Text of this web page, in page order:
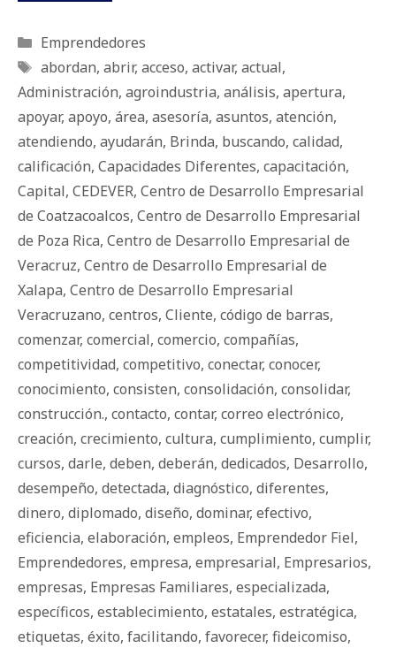
Categorías
Emprendedores
Etiquetas
abordan, abrir, acceso, activar, actual,
Administración, agroindustria, análisis, apertura,
apoyar, apoyo, área, asesoría, asuntos, atención,
atendiendo, ayudarán, Brinda, buscando, calidad,
calificación, Capacidades Diferentes, capacitación,
Capital, CEDEVER, Centro de Desarrollo Empresarial
de Coatzacoalcos, Centro de Desarrollo Empresarial
de Poza Rica, Centro de Desarrollo Empresarial de
Veracruz, Centro de Desarrollo Empresarial de
Xalapa, Centro de Desarrollo Empresarial
Veracruzano, centros, Cliente, código de barras,
comenzar, comercial, comercio, compañías,
competitividad, competitivo, conectar, conocer,
conocimiento, consisten, consolidación, consolidar,
construcción., contacto, contar, correo electrónico,
creación, crecimiento, cultura, cumplimiento, cumplir,
cursos, darle, deben, deberán, dedicados, Desarrollo,
desempeño, detectada, diagnóstico, diferentes,
dinero, diplomado, diseño, dominar, efectivo,
eficiencia, elaboración, empleos, Emprendedor Fiel,
Emprendedores, empresa, empresarial, Empresarios,
empresas, Empresas Familiares, especializada,
específicos, establecimiento, estatales, estratégica,
etiquetas, éxito, facilitando, favorecer, fideicomiso,